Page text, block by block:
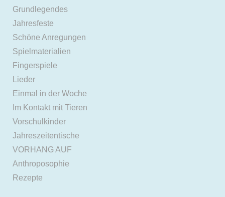
Grundlegendes
Jahresfeste
Schöne Anregungen
Spielmaterialien
Fingerspiele
Lieder
Einmal in der Woche
Im Kontakt mit Tieren
Vorschulkinder
Jahreszeitentische
VORHANG AUF
Anthroposophie
Rezepte